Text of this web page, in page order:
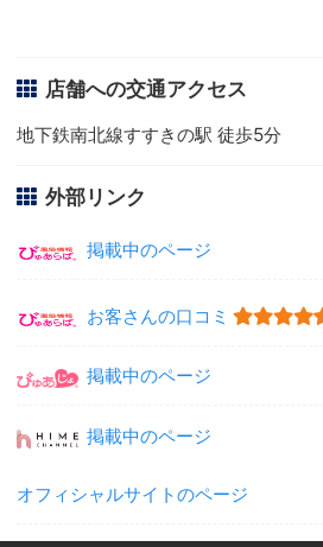
店舗への交通アクセス
地下鉄南北線すすきの駅 徒歩5分
外部リンク
掲載中のページ
お客さんの口コミ
掲載中のページ
掲載中のページ
オフィシャルサイトのページ